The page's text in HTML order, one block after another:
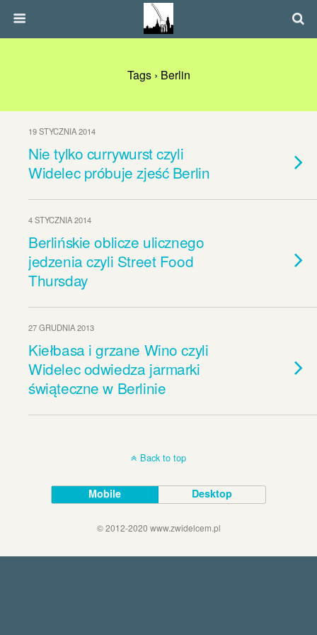
Tags › Berlin
19 STYCZNIA 2014
Nie tylko currywurst czyli
Widelec próbuje zjeść Berlin
4 STYCZNIA 2014
Berlińskie oblicze ulicznego
jedzenia czyli Street Food
Thursday
27 GRUDNIA 2013
Kiełbasa i grzane Wino czyli
Widelec odwiedza jarmarki
świąteczne w Berlinie
Back to top
Mobile Desktop
© 2012-2020 www.zwidelcem.pl